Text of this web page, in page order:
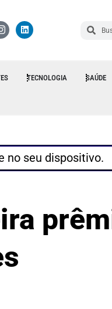
TECNOLOGIA SAÚDE
no seu dispositivo.